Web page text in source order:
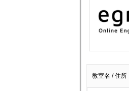
教室名 / 住所